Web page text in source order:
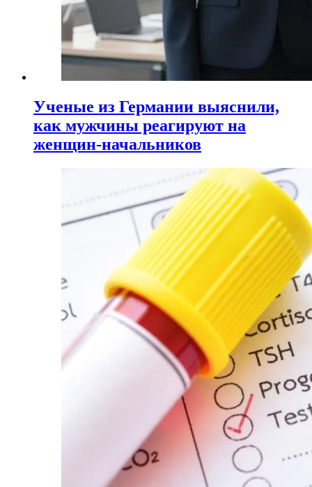
Ученые из Германии выяснили,
как мужчины реагируют на
женщин-начальников